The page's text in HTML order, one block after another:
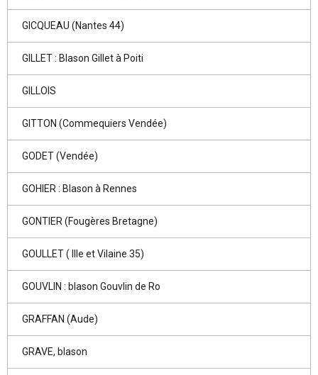
GICQUEAU (Nantes 44)
GILLET : Blason Gillet à Poiti
GILLOIS
GITTON (Commequiers Vendée)
GODET (Vendée)
GOHIER : Blason à Rennes
GONTIER (Fougères Bretagne)
GOULLET ( Ille et Vilaine 35)
GOUVLIN : blason Gouvlin de Ro
GRAFFAN (Aude)
GRAVE, blason